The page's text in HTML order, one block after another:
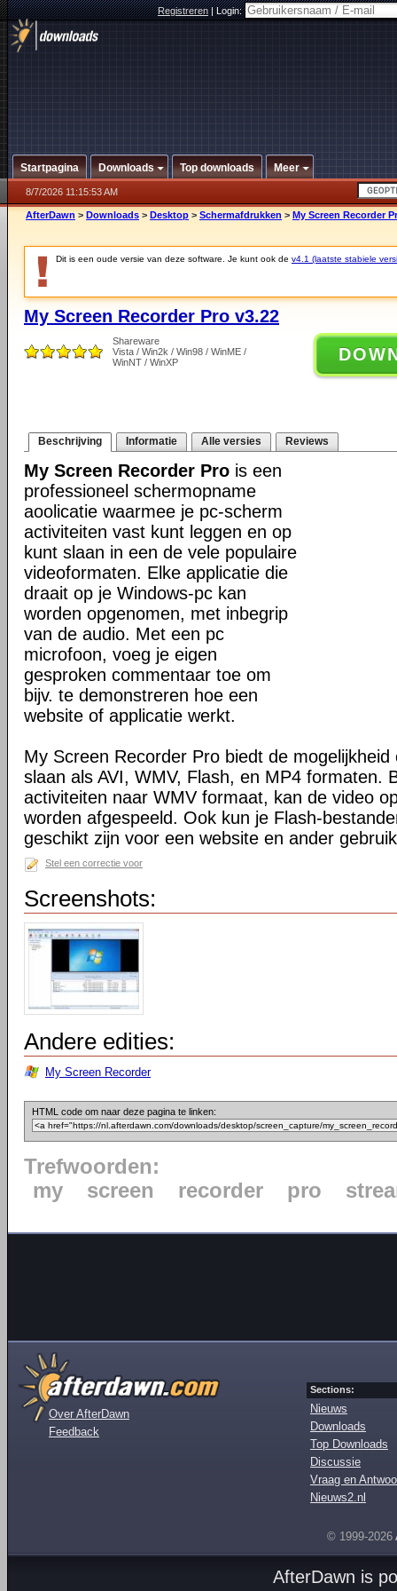
Registreren|Login:
Startpagina Downloads Top downloads Meer
8/7/2026 11:15:53 AM
AfterDawn > Downloads > Desktop > Schermafdrukken > My Screen Recorder
Dit is een oude versie van deze software. Je kunt ook de v4.1 (laatste stabiele
My Screen Recorder Pro v3.22
Shareware
Vista / Win2k / Win98 / WinME /
WinNT / WinXP
Beschrijving Informatie Alle versies Reviews
My Screen Recorder Pro is een
professioneel schermopname
aoolicatie waarmee je pc-scherm
activiteiten vast kunt leggen en op
kunt slaan in een de vele populaire
videoformaten. Elke applicatie die
draait op je Windows-pc kan
worden opgenomen, met inbegrip
van de audio. Met een pc
microfoon, voeg je eigen
gesproken commentaar toe om
bijv. te demonstreren hoe een
website of applicatie werkt.
My Screen Recorder Pro biedt de
slaan als AVI, WMV, Flash, en MP4 formaten.
activiteiten naar WMV formaat, kan de video
worden afgespeeld. Ook kun je Flash-
geschikt zijn voor een website en ander
Stel een correctie voor
Screenshots:
Andere edities:
My Screen Recorder
HTML code om naar deze pagina te linken:
Trefwoorden:
my
screen recorder pro
Over AfterDawn
Feedback
Sections:
Nieuws
Downloads
Top Downloads
Discussie
Vraag en
Nieuws2.nl
© 1999-2026
AfterDawn is